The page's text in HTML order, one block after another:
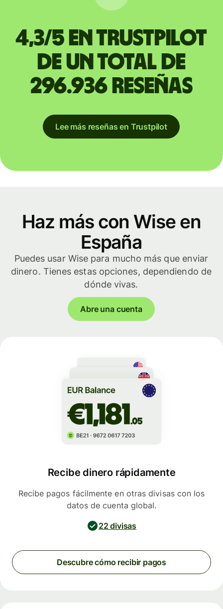
4,3/5 en Trustpilot
de un total de
296.936 reseñas
Lee más reseñas en Trustpilot
Haz más con Wise en
España
Puedes usar Wise para mucho más que enviar
dinero. Tienes estas opciones, dependiendo de
dónde vivas.
Abre una cuenta
Recibe dinero rápidamente
Recibe pagos fácilmente en otras divisas con los
datos de cuenta global.
22 divisas
Descubre cómo recibir pagos